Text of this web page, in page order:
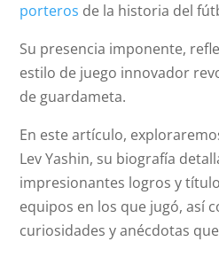
porteros de la historia del
Su presencia imponente,
estilo de juego innovador
de guardameta.
En este artículo,
Lev Yashin, su biografía
impresionantes logros y
equipos en los que jugó, así
curiosidades y anécdotas